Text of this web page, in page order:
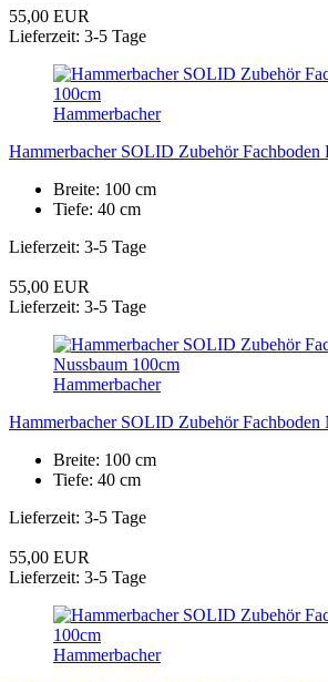
55,00 EUR
Lieferzeit: 3-5 Tage
Hammerbacher
Hammerbacher SOLID Zubehör Fachboden
Breite: 100 cm
Tiefe: 40 cm
Lieferzeit: 3-5 Tage
55,00 EUR
Lieferzeit: 3-5 Tage
Hammerbacher
Hammerbacher SOLID Zubehör Fachboden
Breite: 100 cm
Tiefe: 40 cm
Lieferzeit: 3-5 Tage
55,00 EUR
Lieferzeit: 3-5 Tage
Hammerbacher